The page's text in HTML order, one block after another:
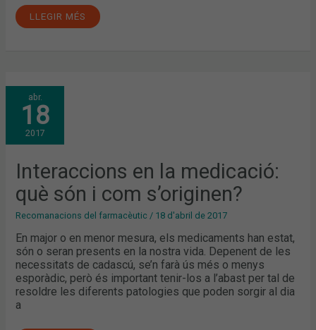
LLEGIR MÉS
abr.
18
2017
Interaccions en la medicació:
què són i com s’originen?
Recomanacions del farmacèutic / 18 d'abril de 2017
En major o en menor mesura, els medicaments han estat,
són o seran presents en la nostra vida. Depenent de les
necessitats de cadascú, se’n farà ús més o menys
esporàdic, però és important tenir-los a l’abast per tal de
resoldre les diferents patologies que poden sorgir al dia
a
INTERACCIONS
EN
LA
MEDICACIÓ:
QUÈ
SÓN
I
S’ORIGINEN?